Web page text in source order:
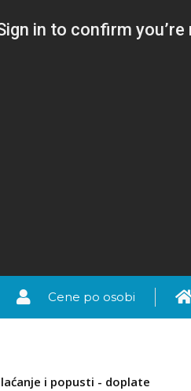
Cene po osobi
i popusti - doplate